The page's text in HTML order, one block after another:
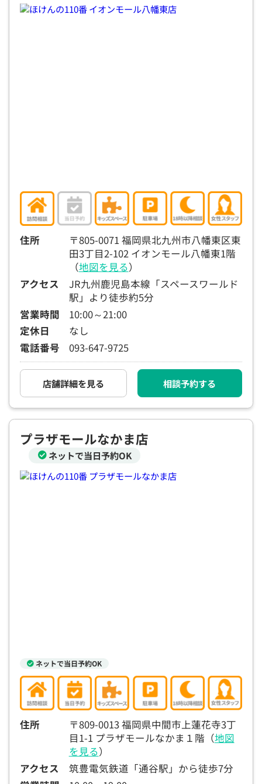
住所
〒805-0071 福岡県北九州市八幡東区東
田3丁目2-102 イオンモール八幡東1階
（地図を見る）
アクセス
JR九州鹿児島本線「スペースワールド
駅」より徒歩約5分
営業時間
10:00～21:00
定休日
なし
電話番号
093-647-9725
店舗詳細を見る 相談予約する
プラザモールなかま店
ネットで当日予約OK
ネットで当日予約OK
住所
〒809-0013 福岡県中間市上蓮花寺3丁
目1-1 プラザモールなかま１階（地図
を見る）
アクセス
筑豊電気鉄道「通谷駅」から徒歩7分